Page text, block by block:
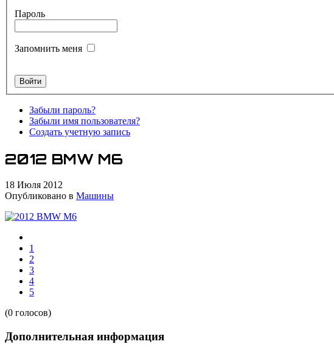
Пароль
Запомнить меня
Забыли пароль?
Забыли имя пользователя?
Создать учетную запись
2012 BMW M6
18 Июля 2012
Опубликовано в Машины
1
2
3
4
5
(0 голосов)
Дополнительная информация